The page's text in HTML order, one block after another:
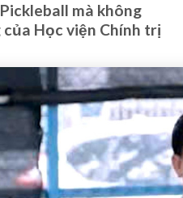
mà không
Học viện Chính trị